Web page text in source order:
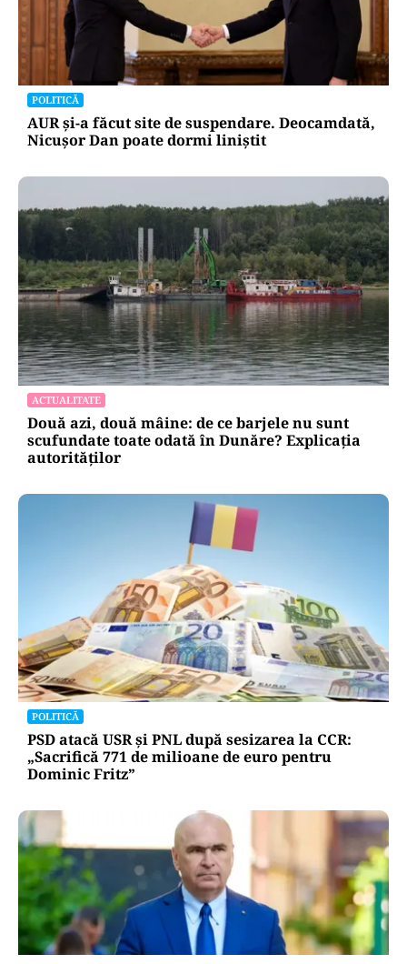
POLITICĂ
AUR și-a făcut site de suspendare. Deocamdată,
Nicușor Dan poate dormi liniștit
ACTUALITATE
Două azi, două mâine: de ce barjele nu sunt
scufundate toate odată în Dunăre? Explicația
autorităților
POLITICĂ
PSD atacă USR și PNL după sesizarea la CCR:
„Sacrifică 771 de milioane de euro pentru
Dominic Fritz”